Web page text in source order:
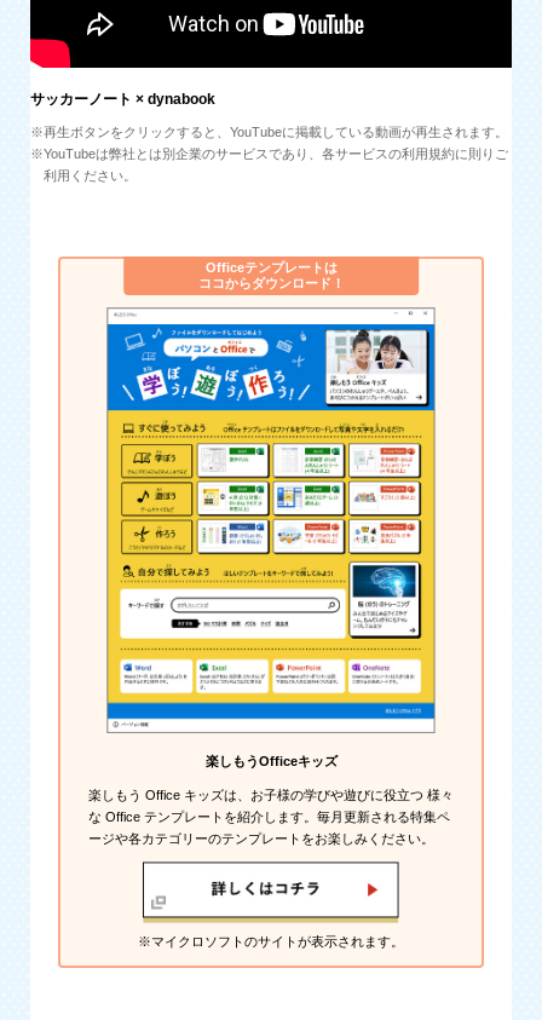
サッカーノート × dynabook
※再生ボタンをクリックすると、YouTubeに掲載している動画が再生されます。
※YouTubeは弊社とは別企業のサービスであり、各サービスの利用規約に則りご
利用ください。
Officeテンプレートは
ココからダウンロード！
楽しもうOfficeキッズ
楽しもう Office キッズは、お子様の学びや遊びに役立つ 様々
な Office テンプレートを紹介します。毎月更新される特集ペ
ージや各カテゴリーのテンプレートをお楽しみください。
※マイクロソフトのサイトが表示されます。